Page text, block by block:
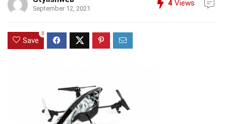
September 12, 2021
4 Views
Save
0